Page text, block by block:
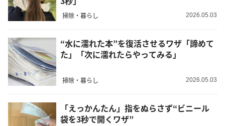
掃除・暮らし 2026.05.03
“水に濡れた本”を復活させるワザ「諦めて
た」「次に濡れたらやってみる」
掃除・暮らし 2026.05.03
「えっかんたん」指をぬらさず“ビニール
袋を3秒で開くワザ”